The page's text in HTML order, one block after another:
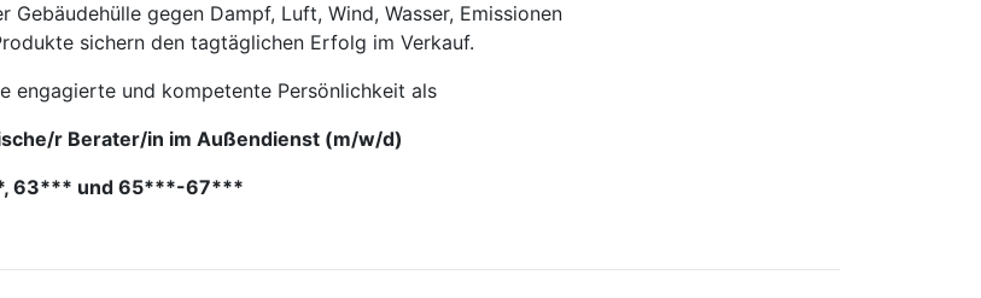
gegen Dampf, Luft, Wind, Wasser, Emissionen
sichern den tagtäglichen Erfolg im Verkauf.
engagierte und kompetente Persönlichkeit als
r Berater/in im Außendienst (m/w/d)
63*** und 65***-67***